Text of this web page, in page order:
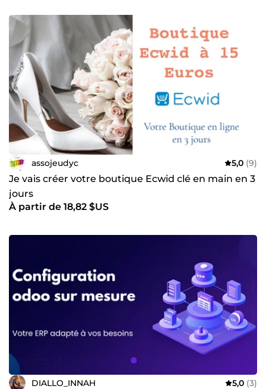
assojeudyc 5,0 (9)
Je vais créer votre boutique Ecwid clé en main en 3
jours
À partir de 18,82 $US
DIALLO_INNAH 5,0 (3)